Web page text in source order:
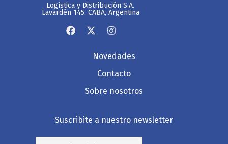
Logística y Distribución S.A.
Lavardén 145. CABA, Argentina
Novedades
Contacto
Sobre nosotros
Suscribite a nuestro newsletter